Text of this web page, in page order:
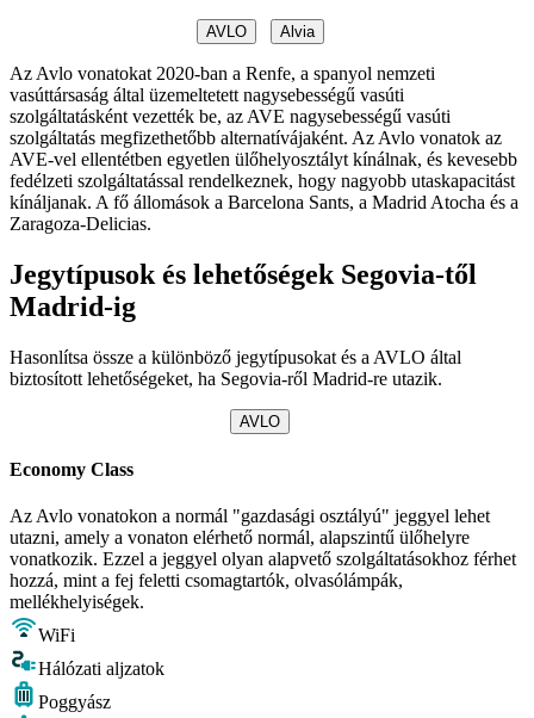
AVLO Alvia
Az Avlo vonatokat 2020-ban a Renfe, a spanyol nemzeti
vasúttársaság által üzemeltetett nagysebességű vasúti
szolgáltatásként vezették be, az AVE nagysebességű vasúti
szolgáltatás megfizethetőbb alternatívájaként. Az Avlo vonatok az
AVE-vel ellentétben egyetlen ülőhelyosztályt kínálnak, és kevesebb
fedélzeti szolgáltatással rendelkeznek, hogy nagyobb utaskapacitást
kínáljanak. A fő állomások a Barcelona Sants, a Madrid Atocha és a
Zaragoza-Delicias.
Jegytípusok és lehetőségek Segovia-től
Madrid-ig
Hasonlítsa össze a különböző jegytípusokat és a AVLO által
biztosított lehetőségeket, ha Segovia-ről Madrid-re utazik.
AVLO
Economy Class
Az Avlo vonatokon a normál "gazdasági osztályú" jeggyel lehet
utazni, amely a vonaton elérhető normál, alapszintű ülőhelyre
vonatkozik. Ezzel a jeggyel olyan alapvető szolgáltatásokhoz férhet
hozzá, mint a fej feletti csomagtartók, olvasólámpák,
mellékhelyiségek.
WiFi
Hálózati aljzatok
Poggyász